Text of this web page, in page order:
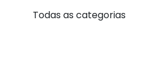
Todas as categorias